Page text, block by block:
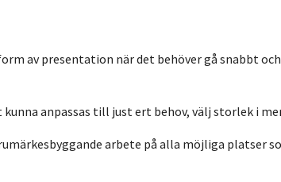
av presentation när det behöver gå snabbt
anpassas till just ert behov, välj storlek i
arbete på alla möjliga platser